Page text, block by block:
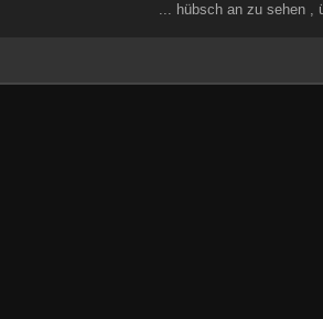
... hübsch an zu sehen ,